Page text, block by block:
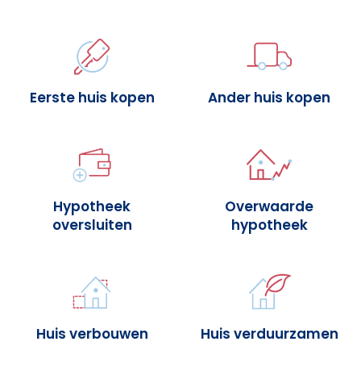
Eerste huis kopen Ander huis kopen
Hypotheek
oversluiten
Overwaarde
hypotheek
Huis verbouwen Huis verduurzamen